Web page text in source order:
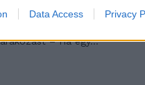
Data Access Privacy
– Ha egy...